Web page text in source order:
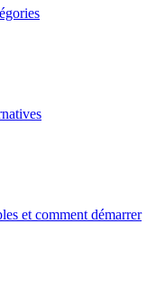
et comment démarrer